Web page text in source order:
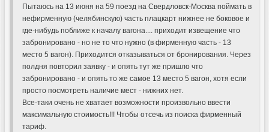
Пытаюсь на 13 июня на 59 поезд на Свердловск-Москва поймать в
нефирменную (челябинскую) часть плацкарт нижнее не боковое и
где-нибудь поближе к началу вагона.... приходит извещение что
забронировано - но не то что нужно (в фирменную часть - 13
место 5 вагон). Приходится отказываться от бронирования. Через
полдня повторил заявку - и опять тут же пришло что
забронировано - и опять то же самое 13 место 5 вагон, хотя если
просто посмотреть наличие мест - нижних нет.
Все-таки очень не хватает возможности произвольно ввести
максимальную стоимость!!! Чтобы отсечь из поиска фирменный
тариф.